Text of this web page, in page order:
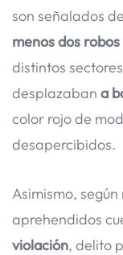
son señalados
menos dos
distintos
desplazaban a
color rojo de
desapercibidos.
Asimismo,
aprehendidos
violación, delito